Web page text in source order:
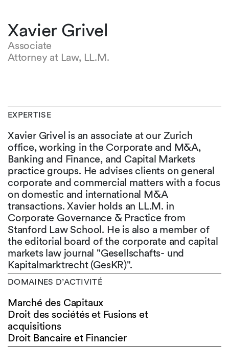
Xavier Grivel
Associate
Attorney at Law, LL.M.
EXPERTISE
Xavier Grivel is an associate at our Zurich
office, working in the Corporate and M&A,
Banking and Finance, and Capital Markets
practice groups. He advises clients on general
corporate and commercial matters with a focus
on domestic and international M&A
transactions. Xavier holds an LL.M. in
Corporate Governance & Practice from
Stanford Law School. He is also a member of
the editorial board of the corporate and capital
markets law journal "Gesellschafts- und
Kapitalmarktrecht (GesKR)".
DOMAINES D’ACTIVITÉ
Marché des Capitaux
Droit des sociétés et Fusions et
acquisitions
Droit Bancaire et Financier